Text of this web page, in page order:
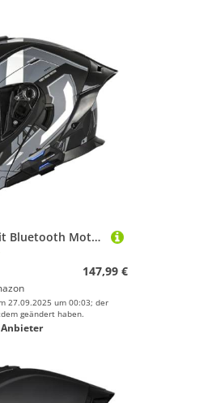
Klapphelm mit Bluetooth Motorradhelm Helm mit integriertem Bluetooth Integralhelm Anti-Fog-Doppelspiegel Vollvisierhelm DOTECE Genehmigt sturzhelm für Damen Herren 3,2XL=63~64cm
147,99 €
27.09.2025 um 00:03; der
geändert haben.